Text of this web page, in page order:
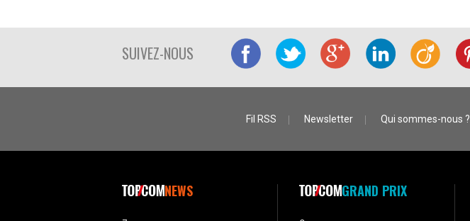
SUIVEZ-NOUS
Fil RSS Newsletter Qui sommes-nous ?
NEWS GRAND PRIX